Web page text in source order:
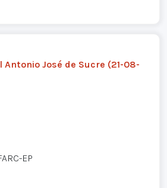
José de Sucre (21-08-
EP